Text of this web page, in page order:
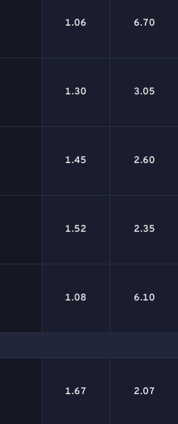
1.06 6.70
1.30 3.05
1.45 2.60
1.52 2.35
1.08 6.10
1.67 2.07